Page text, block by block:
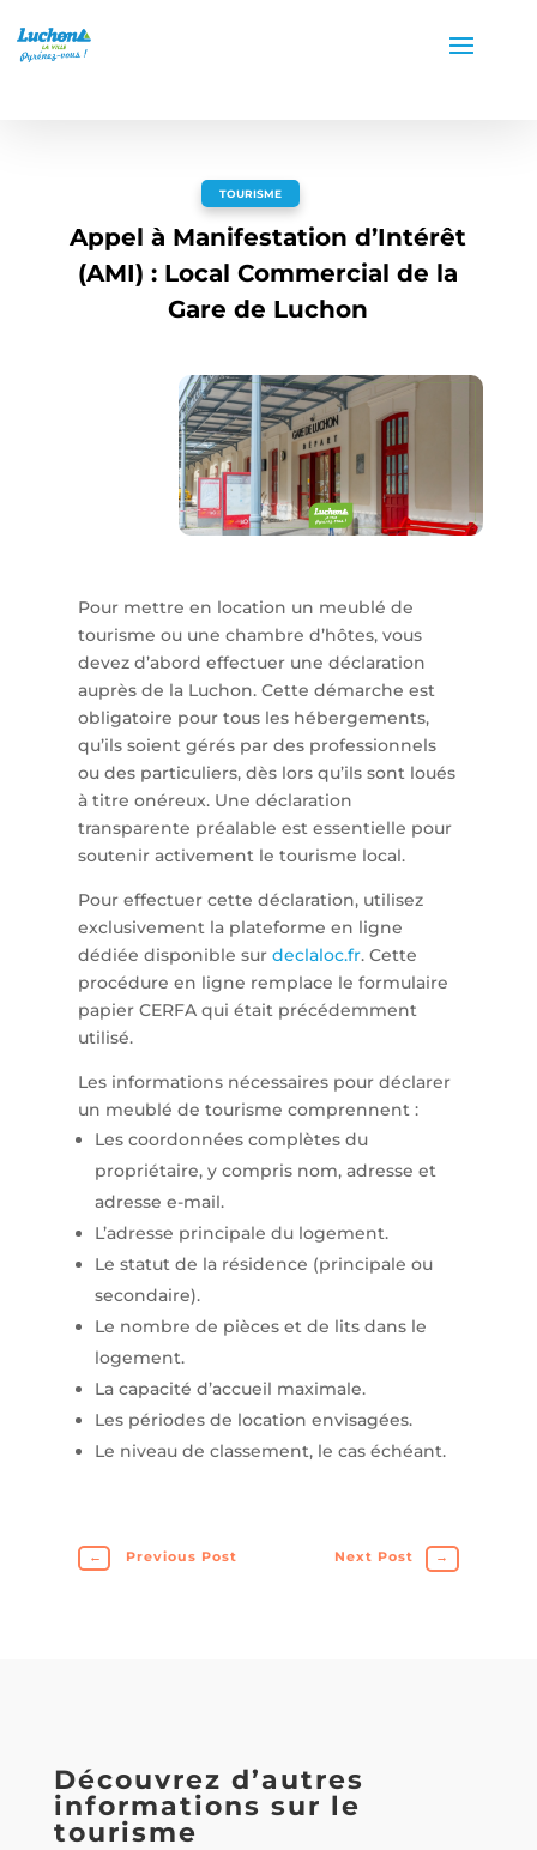
TOURISME
Appel à Manifestation d’Intérêt
(AMI) : Local Commercial de la
Gare de Luchon
Pour mettre en location un meublé de
tourisme ou une chambre d’hôtes, vous
devez d’abord effectuer une déclaration
auprès de la Luchon. Cette démarche est
obligatoire pour tous les hébergements,
qu’ils soient gérés par des professionnels
ou des particuliers, dès lors qu’ils sont loués
à titre onéreux. Une déclaration
transparente préalable est essentielle pour
soutenir activement le tourisme local.
Pour effectuer cette déclaration, utilisez
exclusivement la plateforme en ligne
dédiée disponible sur declaloc.fr. Cette
procédure en ligne remplace le formulaire
papier CERFA qui était précédemment
utilisé.
Les informations nécessaires pour déclarer
un meublé de tourisme comprennent :
Les coordonnées complètes du
propriétaire, y compris nom, adresse et
adresse e-mail.
L’adresse principale du logement.
Le statut de la résidence (principale ou
secondaire).
Le nombre de pièces et de lits dans le
logement.
La capacité d’accueil maximale.
Les périodes de location envisagées.
Le niveau de classement, le cas échéant.
← Previous Post Next Post →
Découvrez d’autres
informations sur le
tourisme